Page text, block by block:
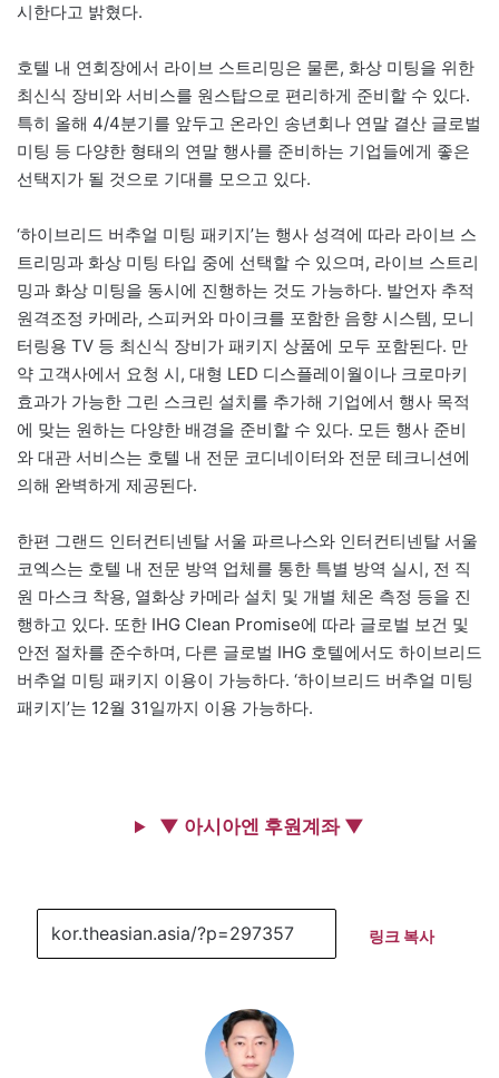
시한다고 밝혔다.
호텔 내 연회장에서 라이브 스트리밍은 물론, 화상 미팅을 위한
최신식 장비와 서비스를 원스탑으로 편리하게 준비할 수 있다.
특히 올해 4/4분기를 앞두고 온라인 송년회나 연말 결산 글로벌
미팅 등 다양한 형태의 연말 행사를 준비하는 기업들에게 좋은
선택지가 될 것으로 기대를 모으고 있다.
‘하이브리드 버추얼 미팅 패키지’는 행사 성격에 따라 라이브 스
트리밍과 화상 미팅 타입 중에 선택할 수 있으며, 라이브 스트리
밍과 화상 미팅을 동시에 진행하는 것도 가능하다. 발언자 추적
원격조정 카메라, 스피커와 마이크를 포함한 음향 시스템, 모니
터링용 TV 등 최신식 장비가 패키지 상품에 모두 포함된다. 만
약 고객사에서 요청 시, 대형 LED 디스플레이월이나 크로마키
효과가 가능한 그린 스크린 설치를 추가해 기업에서 행사 목적
에 맞는 원하는 다양한 배경을 준비할 수 있다. 모든 행사 준비
와 대관 서비스는 호텔 내 전문 코디네이터와 전문 테크니션에
의해 완벽하게 제공된다.
한편 그랜드 인터컨티넨탈 서울 파르나스와 인터컨티넨탈 서울
코엑스는 호텔 내 전문 방역 업체를 통한 특별 방역 실시, 전 직
원 마스크 착용, 열화상 카메라 설치 및 개별 체온 측정 등을 진
행하고 있다. 또한 IHG Clean Promise에 따라 글로벌 보건 및
안전 절차를 준수하며, 다른 글로벌 IHG 호텔에서도 하이브리드
버추얼 미팅 패키지 이용이 가능하다. ‘하이브리드 버추얼 미팅
패키지’는 12월 31일까지 이용 가능하다.
▼ 아시아엔 후원계좌 ▼
링크 복사